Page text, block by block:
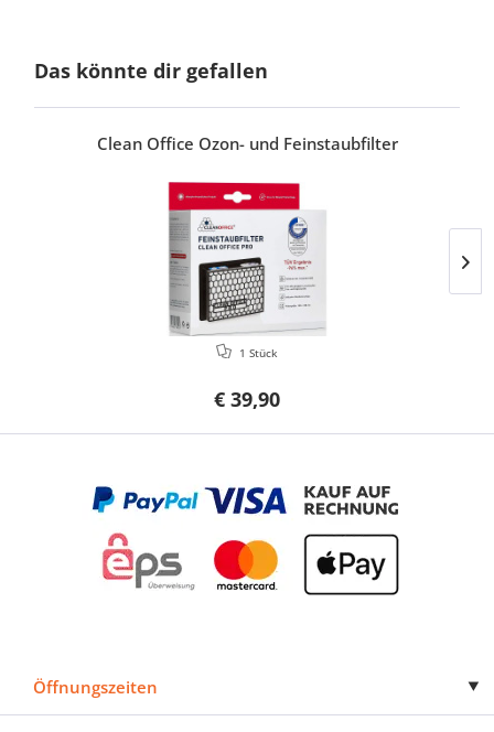
Das könnte dir gefallen
Clean Office Ozon- und Feinstaubfilter
€ 39,90
1 Stück
Öffnungszeiten